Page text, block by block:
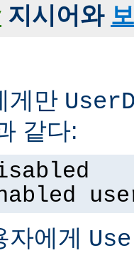
지시어와
게만
같다:
자에게